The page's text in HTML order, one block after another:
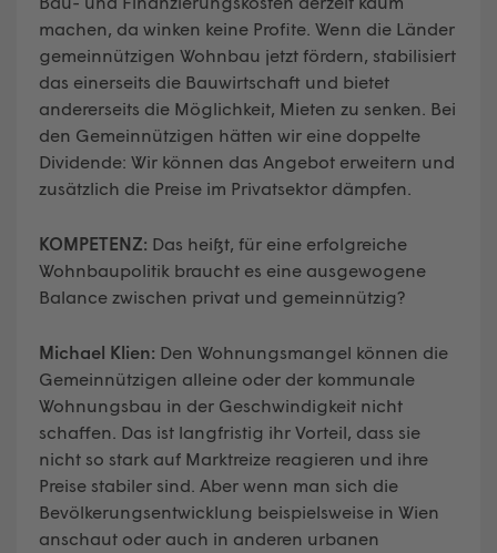
machen, da winken keine Profite. Wenn die Länder
gemeinnützigen Wohnbau jetzt fördern, stabilisiert
das einerseits die Bauwirtschaft und bietet
andererseits die Möglichkeit, Mieten zu senken. Bei
den Gemeinnützigen hätten wir eine doppelte
Dividende: Wir können das Angebot erweitern und
zusätzlich die Preise im Privatsektor dämpfen.
KOMPETENZ: Das heißt, für eine erfolgreiche
Wohnbaupolitik braucht es eine ausgewogene
Balance zwischen privat und gemeinnützig?
Michael Klien: Den Wohnungsmangel können die
Gemeinnützigen alleine oder der kommunale
Wohnungsbau in der Geschwindigkeit nicht
schaffen. Das ist langfristig ihr Vorteil, dass sie
nicht so stark auf Marktreize reagieren und ihre
Preise stabiler sind. Aber wenn man sich die
Bevölkerungsentwicklung beispielsweise in Wien
anschaut oder auch in anderen urbanen